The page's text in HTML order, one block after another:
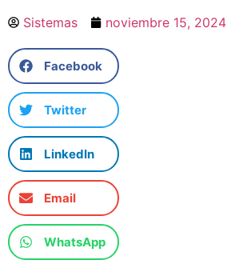
Sistemas noviembre 15, 2024
Facebook
Twitter
LinkedIn
Email
WhatsApp